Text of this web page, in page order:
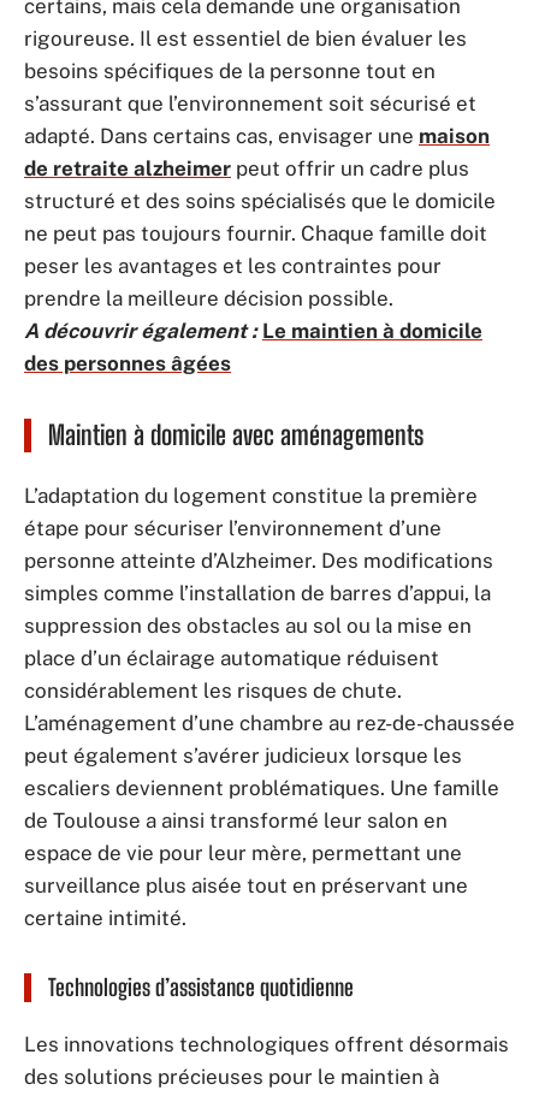
certains, mais cela demande une organisation
rigoureuse. Il est essentiel de bien évaluer les
besoins spécifiques de la personne tout en
s’assurant que l’environnement soit sécurisé et
adapté. Dans certains cas, envisager une maison
de retraite alzheimer peut offrir un cadre plus
structuré et des soins spécialisés que le domicile
ne peut pas toujours fournir. Chaque famille doit
peser les avantages et les contraintes pour
prendre la meilleure décision possible.
A découvrir également : Le maintien à domicile
des personnes âgées
Maintien à domicile avec aménagements
L’adaptation du logement constitue la première
étape pour sécuriser l’environnement d’une
personne atteinte d’Alzheimer. Des modifications
simples comme l’installation de barres d’appui, la
suppression des obstacles au sol ou la mise en
place d’un éclairage automatique réduisent
considérablement les risques de chute.
L’aménagement d’une chambre au rez-de-chaussée
peut également s’avérer judicieux lorsque les
escaliers deviennent problématiques. Une famille
de Toulouse a ainsi transformé leur salon en
espace de vie pour leur mère, permettant une
surveillance plus aisée tout en préservant une
certaine intimité.
Technologies d’assistance quotidienne
Les innovations technologiques offrent désormais
des solutions précieuses pour le maintien à